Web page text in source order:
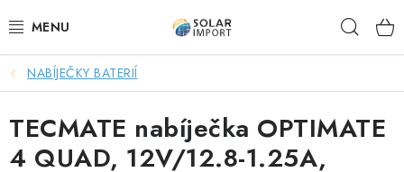
na
OVĚŘOVÁNÍ RECENZÍ
DOPRAVA ZDARMA
NABÍJEČKY BATERIÍ
TECMATE nabíječka OPTIMATE
4 QUAD, 12V/12.8-1.25A,